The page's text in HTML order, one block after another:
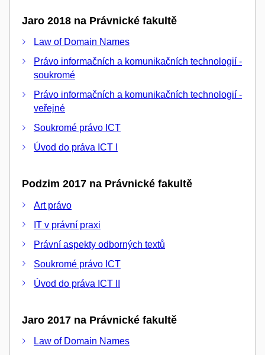
Jaro 2018 na Právnické fakultě
Law of Domain Names
Právo informačních a komunikačních technologií -
soukromé
Právo informačních a komunikačních technologií -
veřejné
Soukromé právo ICT
Úvod do práva ICT I
Podzim 2017 na Právnické fakultě
Art právo
IT v právní praxi
Právní aspekty odborných textů
Soukromé právo ICT
Úvod do práva ICT II
Jaro 2017 na Právnické fakultě
Law of Domain Names